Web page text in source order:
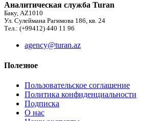
Аналитическая служба Turan
Баку, AZ1010
Ул. Сулеймана Рагимова 186, кв. 24
Тел.: (+99412) 440 11 96
agency@turan.az
Полезное
Пользовательское соглашение
Политика конфиденциальности
Подписка
О нас